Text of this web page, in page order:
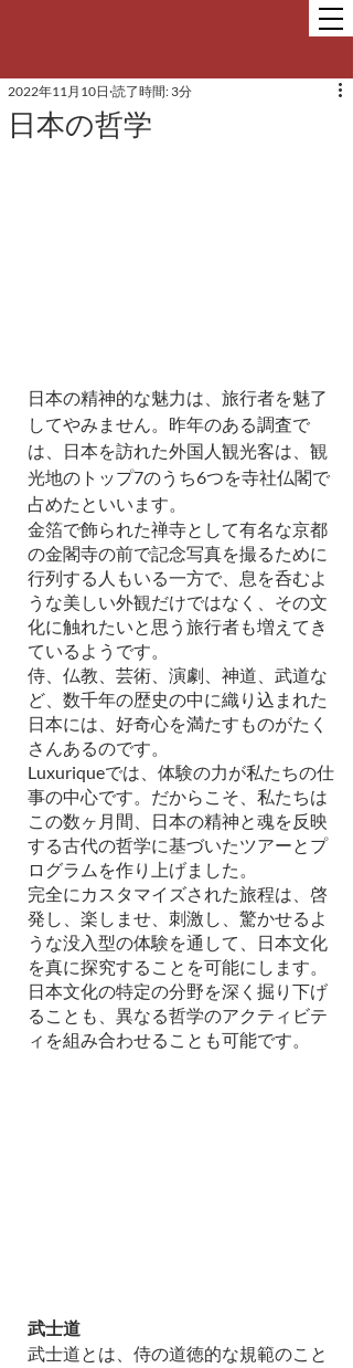
日本の哲学
2022年11月10日 読了時間: 3分
日本の精神的な魅力は、旅行者を魅了
してやみません。昨年のある調査で
は、日本を訪れた外国人観光客は、観
光地のトップ7のうち6つを寺社仏閣で
占めたといいます。
金箔で飾られた禅寺として有名な京都
の金閣寺の前で記念写真を撮るために
行列する人もいる一方で、息を呑むよ
うな美しい外観だけではなく、その文
化に触れたいと思う旅行者も増えてき
ているようです。
侍、仏教、芸術、演劇、神道、武道な
ど、数千年の歴史の中に織り込まれた
日本には、好奇心を満たすものがたく
さんあるのです。
Luxuriqueでは、体験の力が私たちの仕
事の中心です。だからこそ、私たちは
この数ヶ月間、日本の精神と魂を反映
する古代の哲学に基づいたツアーとプ
ログラムを作り上げました。
完全にカスタマイズされた旅程は、啓
発し、楽しませ、刺激し、驚かせるよ
うな没入型の体験を通して、日本文化
を真に探究することを可能にします。
日本文化の特定の分野を深く掘り下げ
ることも、異なる哲学のアクティビテ
ィを組み合わせることも可能です。
武士道
武士道とは、侍の道徳的な規範のこと